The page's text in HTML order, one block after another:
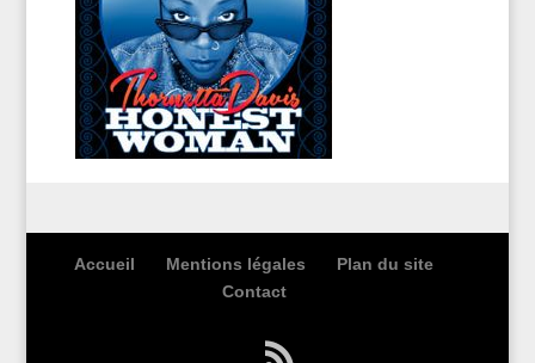
Accueil Mentions légales
Plan du site
Contact